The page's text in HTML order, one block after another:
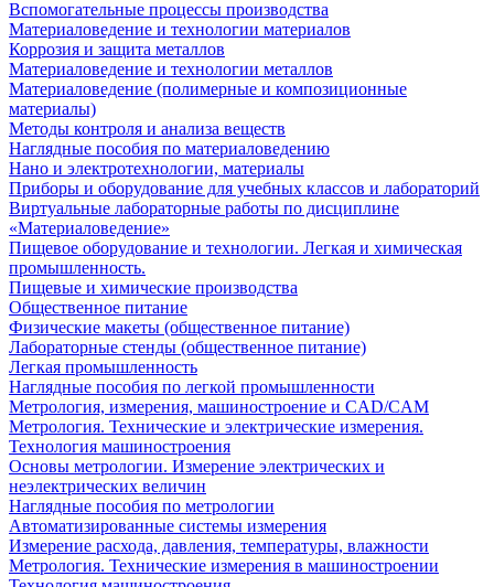
Вспомогательные процессы производства
Материаловедение и технологии материалов
Коррозия и защита металлов
Материаловедение и технологии металлов
Материаловедение (полимерные и композиционные
материалы)
Методы контроля и анализа веществ
Наглядные пособия по материаловедению
Нано и электротехнологии, материалы
Приборы и оборудование для учебных классов и лабораторий
Виртуальные лабораторные работы по дисциплине
«Материаловедение»
Пищевое оборудование и технологии. Легкая и химическая
промышленность.
Пищевые и химические производства
Общественное питание
Физические макеты (общественное питание)
Лабораторные стенды (общественное питание)
Легкая промышленность
Наглядные пособия по легкой промышленности
Метрология, измерения, машиностроение и CAD/CAM
Метрология. Технические и электрические измерения.
Технология машиностроения
Основы метрологии. Измерение электрических и
неэлектрических величин
Наглядные пособия по метрологии
Автоматизированные системы измерения
Измерение расхода, давления, температуры, влажности
Метрология. Технические измерения в машиностроении